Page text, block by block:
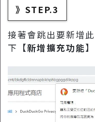
》STEP.3
接著會跳出要新增
下【新增擴充功能】